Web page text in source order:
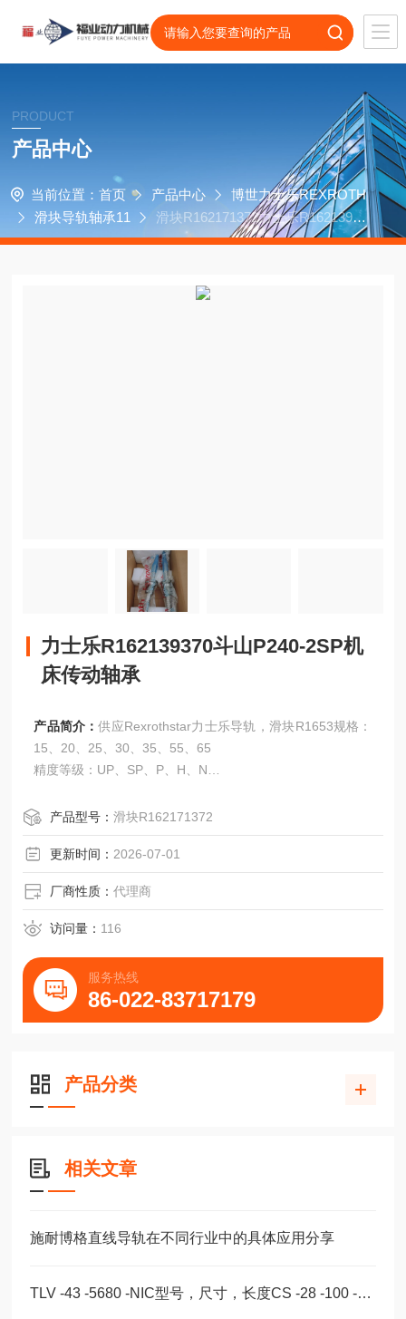
PRODUCT
产品中心
当前位置： 首页 产品中心
博世力士乐REXROTH
滑块导轨轴承11
滑块R162171372力士乐R16213937
0斗山P240-2SP机床传动轴承
力士乐R162139370斗山P240-2SP机
床传动轴承
产品简介：供应Rexrothstar力士乐导轨，滑块R1653规格：
15、20、25、30、35、55、65
精度等级：UP、SP、P、H、N
产品型号：滑块R162171372
更新时间： 2026-07-01
厂商性质：代理商
访问量： 116
服务热线
86-022-83717179
产品分类
相关文章
施耐博格直线导轨在不同行业中的具体应用分享
TLV -43 -5680 -NIC型号，尺寸，长度CS -28 -100 -2RS -B -NIC 。